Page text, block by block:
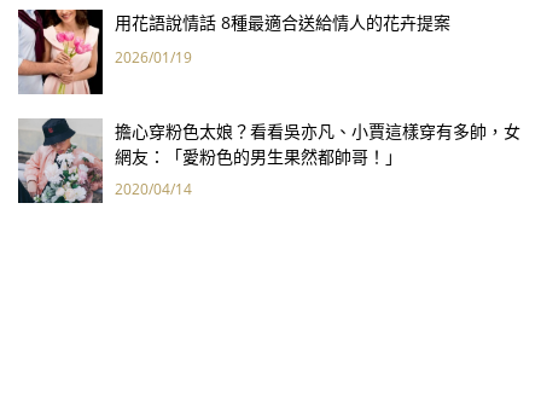
用花語說情話 8種最適合送給情人的花卉提案
2026/01/19
擔心穿粉色太娘？看看吳亦凡、小賈這樣穿有多帥，女
網友：「愛粉色的男生果然都帥哥！」
2020/04/14